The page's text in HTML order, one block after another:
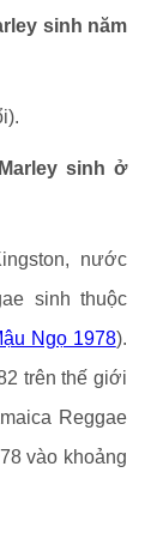
sinh năm
sinh ở
nước
sinh thuộc
Ngọ 1978).
trên thế giới
Reggae
vào khoảng